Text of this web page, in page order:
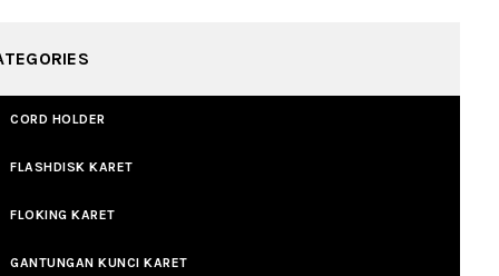
CORD HOLDER
FLASHDISK KARET
FLOKING KARET
GANTUNGAN KUNCI KARET